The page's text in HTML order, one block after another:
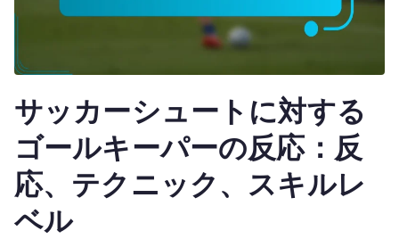
サッカーシュートに対する
ゴールキーパーの反応：反
応、テクニック、スキルレ
ベル